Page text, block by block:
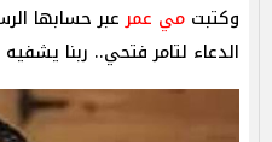
وكتبت مي عمرعبر حسابها
الدعاء لتامر فتحي.. ربنا